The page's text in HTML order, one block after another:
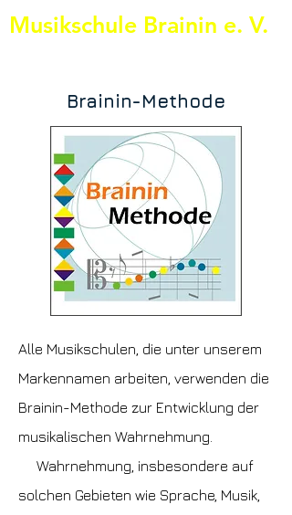
Musikschule Brainin e. V.
Brainin-Methode
Alle Musikschulen, die unter unserem
Markennamen arbeiten, verwenden die
Brainin-Methode zur Entwicklung der
musikalischen Wahrnehmung.
Wahrnehmung, insbesondere auf
solchen Gebieten wie Sprache, Musik,